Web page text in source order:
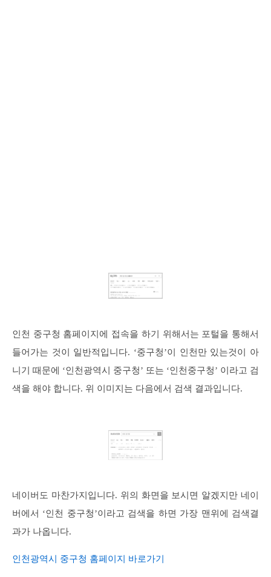
인천 중구청 홈페이지에 접속을 하기 위해서는 포털을 통해서
들어가는 것이 일반적입니다. ‘중구청’이 인천만 있는것이 아
니기 때문에 ‘인천광역시 중구청’ 또는 ‘인천중구청’ 이라고 검
색을 해야 합니다. 위 이미지는 다음에서 검색 결과입니다.
네이버도 마찬가지입니다. 위의 화면을 보시면 알겠지만 네이
버에서 ‘인천 중구청’이라고 검색을 하면 가장 맨위에 검색결
과가 나옵니다.
인천광역시 중구청 홈페이지 바로가기